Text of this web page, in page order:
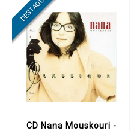
CD Nana Mouskouri -